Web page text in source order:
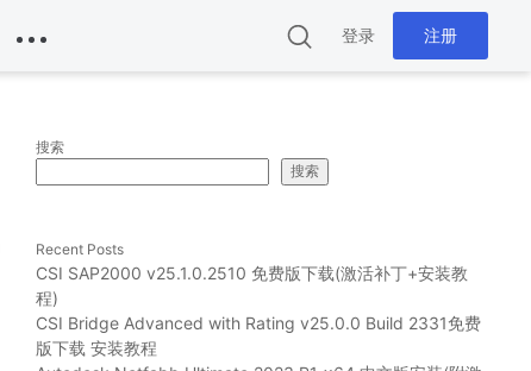
登录 注册
搜索
搜索
Recent Posts
CSI SAP2000 v25.1.0.2510 免费版下载(激活补丁+安装教
程)
CSI Bridge Advanced with Rating v25.0.0 Build 2331免费
版下载 安装教程